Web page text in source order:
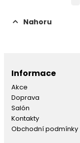
Nahoru
Informace
Akce
Doprava
Salón
Kontakty
Obchodní podmínky